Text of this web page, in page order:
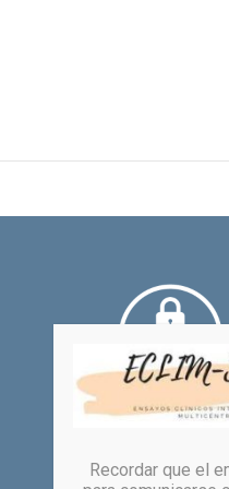
Recordar que el